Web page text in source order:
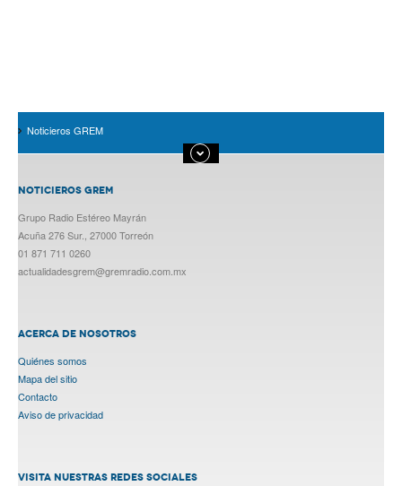
Noticieros GREM
NOTICIEROS GREM
Grupo Radio Estéreo Mayrán
Acuña 276 Sur., 27000 Torreón
01 871 711 0260
actualidadesgrem@gremradio.com.mx
ACERCA DE NOSOTROS
Quiénes somos
Mapa del sitio
Contacto
Aviso de privacidad
VISITA NUESTRAS REDES SOCIALES